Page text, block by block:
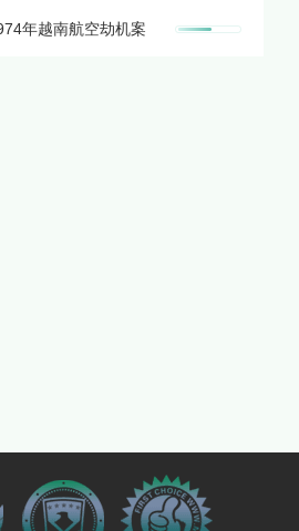
年越南航空劫机案